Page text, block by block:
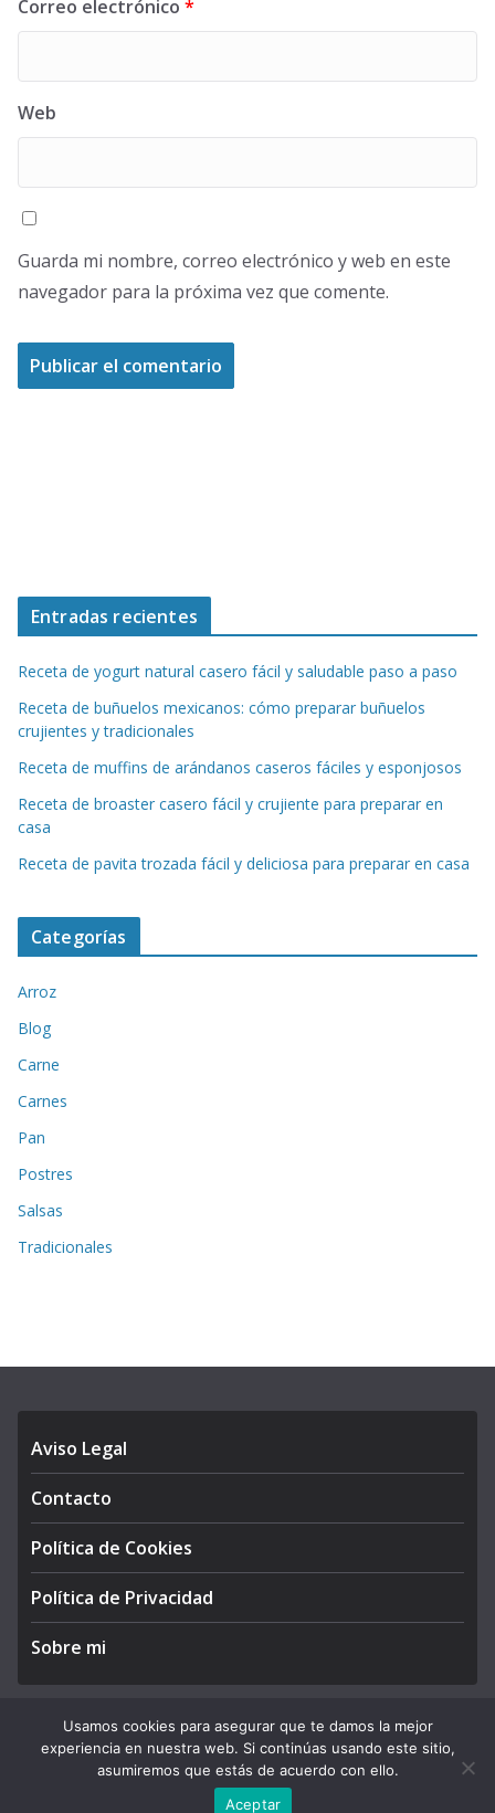
Correo electrónico *
Web
Guarda mi nombre, correo electrónico y web en este
navegador para la próxima vez que comente.
Entradas recientes
Receta de yogurt natural casero fácil y saludable paso a paso
Receta de buñuelos mexicanos: cómo preparar buñuelos
crujientes y tradicionales
Receta de muffins de arándanos caseros fáciles y esponjosos
Receta de broaster casero fácil y crujiente para preparar en
casa
Receta de pavita trozada fácil y deliciosa para preparar en casa
Categorías
Arroz
Blog
Carne
Carnes
Pan
Postres
Salsas
Tradicionales
Aviso Legal
Contacto
Política de Cookies
Política de Privacidad
Sobre mi
Copyright © 2026APEGA Perú. All rights reserved.
by ThemeGrill. Powered by
Usamos cookies para asegurar que te damos la mejor
experiencia en nuestra web. Si continúas usando este sitio,
asumiremos que estás de acuerdo con ello.
Aceptar